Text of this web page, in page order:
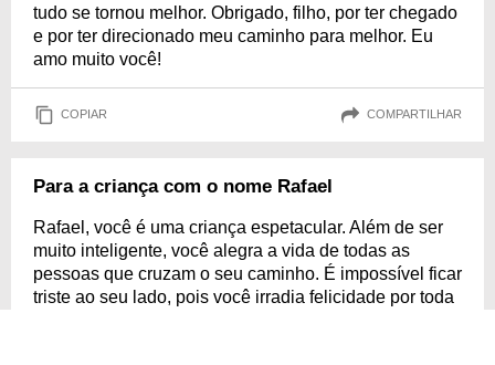
tudo se tornou melhor. Obrigado, filho, por ter chegado
e por ter direcionado meu caminho para melhor. Eu
amo muito você!
COPIAR COMPARTILHAR
Para a criança com o nome Rafael
Rafael, você é uma criança espetacular. Além de ser
muito inteligente, você alegra a vida de todas as
pessoas que cruzam o seu caminho. É impossível ficar
triste ao seu lado, pois você irradia felicidade por toda